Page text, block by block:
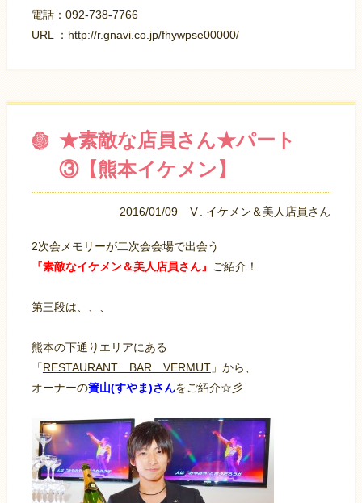
電話：092-738-7766
URL ： http://r.gnavi.co.jp/fhywpse00000/
★素敵な店員さん★パート
③【熊本イケメン】
2016/01/09 Ⅴ. イケメン＆美人店員さん
2次会メモリーが二次会会場で出会う
『素敵なイケメン＆美人店員さん』
ご紹介！
第三段は、、、
熊本の下通りエリアにある
「RESTAURANT BAR VERMUT」から、
オーナーの簀山(すやま)さんをご紹介☆彡